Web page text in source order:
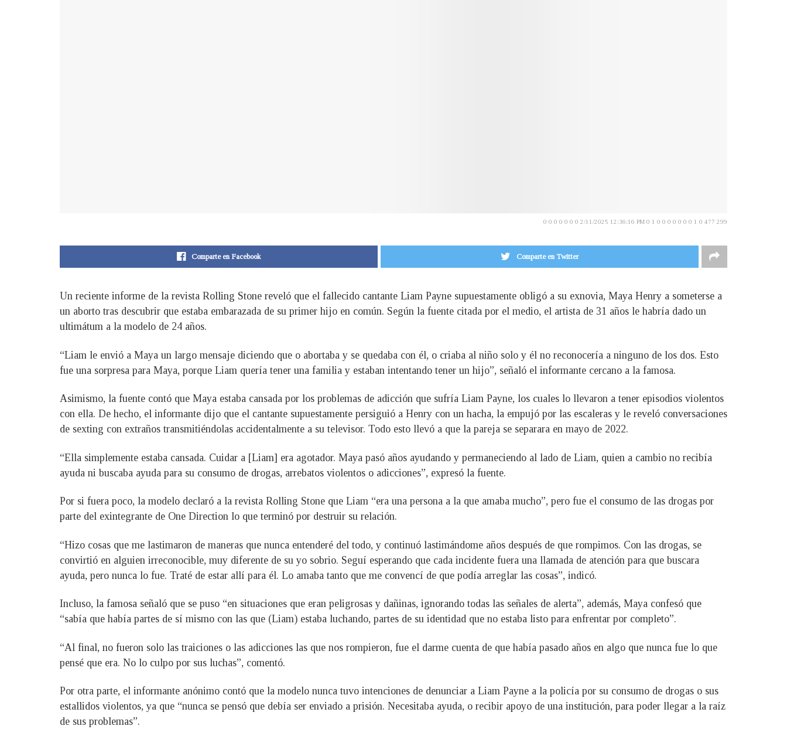
0 0 0 0 0 0 0 2/11/2025 12:36:16 PM 0 1 0 0 0 0 0 0 0 1 0 477 299
Comparte en Facebook Comparte en Twitter
Un reciente informe de la revista Rolling Stone reveló que el fallecido cantante Liam Payne supuestamente obligó a su exnovia, Maya Henry a someterse a
un aborto tras descubrir que estaba embarazada de su primer hijo en común. Según la fuente citada por el medio, el artista de 31 años le habría dado un
ultimátum a la modelo de 24 años.
“Liam le envió a Maya un largo mensaje diciendo que o abortaba y se quedaba con él, o criaba al niño solo y él no reconocería a ninguno de los dos. Esto
fue una sorpresa para Maya, porque Liam quería tener una familia y estaban intentando tener un hijo”, señaló el informante cercano a la famosa.
Asimismo, la fuente contó que Maya estaba cansada por los problemas de adicción que sufría Liam Payne, los cuales lo llevaron a tener episodios violentos
con ella. De hecho, el informante dijo que el cantante supuestamente persiguió a Henry con un hacha, la empujó por las escaleras y le reveló conversaciones
de sexting con extraños transmitiéndolas accidentalmente a su televisor. Todo esto llevó a que la pareja se separara en mayo de 2022.
“Ella simplemente estaba cansada. Cuidar a [Liam] era agotador. Maya pasó años ayudando y permaneciendo al lado de Liam, quien a cambio no recibía
ayuda ni buscaba ayuda para su consumo de drogas, arrebatos violentos o adicciones”, expresó la fuente.
Por si fuera poco, la modelo declaró a la revista Rolling Stone que Liam “era una persona a la que amaba mucho”, pero fue el consumo de las drogas por
parte del exintegrante de One Direction lo que terminó por destruir su relación.
“Hizo cosas que me lastimaron de maneras que nunca entenderé del todo, y continuó lastimándome años después de que rompimos. Con las drogas, se
convirtió en alguien irreconocible, muy diferente de su yo sobrio. Seguí esperando que cada incidente fuera una llamada de atención para que buscara
ayuda, pero nunca lo fue. Traté de estar allí para él. Lo amaba tanto que me convencí de que podía arreglar las cosas”, indicó.
Incluso, la famosa señaló que se puso “en situaciones que eran peligrosas y dañinas, ignorando todas las señales de alerta”, además, Maya confesó que
“sabía que había partes de sí mismo con las que (Liam) estaba luchando, partes de su identidad que no estaba listo para enfrentar por completo”.
“Al final, no fueron solo las traiciones o las adicciones las que nos rompieron, fue el darme cuenta de que había pasado años en algo que nunca fue lo que
pensé que era. No lo culpo por sus luchas”, comentó.
Por otra parte, el informante anónimo contó que la modelo nunca tuvo intenciones de denunciar a Liam Payne a la policía por su consumo de drogas o sus
estallidos violentos, ya que “nunca se pensó que debía ser enviado a prisión. Necesitaba ayuda, o recibir apoyo de una institución, para poder llegar a la raíz
de sus problemas”.